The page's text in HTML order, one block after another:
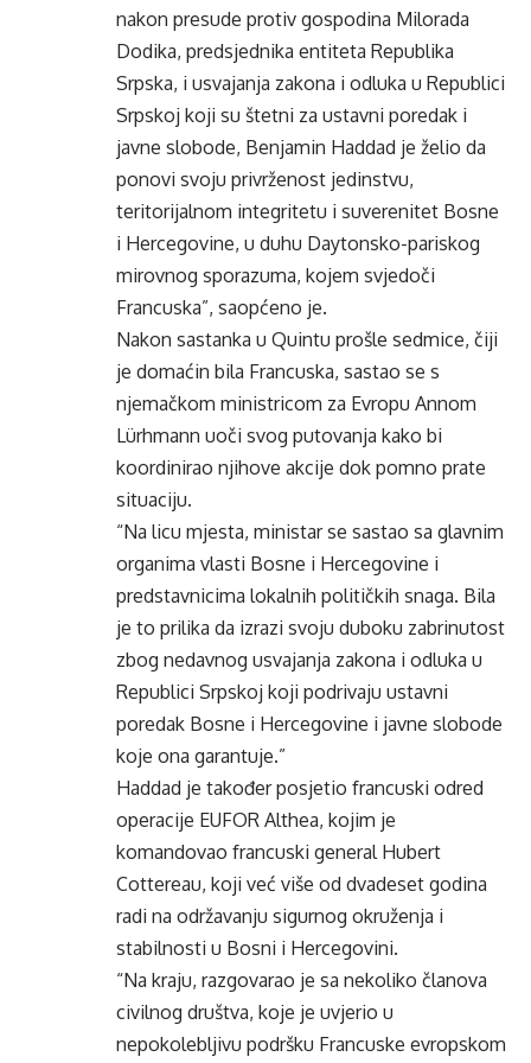
nakon presude protiv gospodina Milorada
Dodika, predsjednika entiteta Republika
Srpska, i usvajanja zakona i odluka u Republici
Srpskoj koji su štetni za ustavni poredak i
javne slobode, Benjamin Haddad je želio da
ponovi svoju privrženost jedinstvu,
teritorijalnom integritetu i suverenitet Bosne
i Hercegovine, u duhu Daytonsko-pariskog
mirovnog sporazuma, kojem svjedoči
Francuska”, saopćeno je.
Nakon sastanka u Quintu prošle sedmice, čiji
je domaćin bila Francuska, sastao se s
njemačkom ministricom za Evropu Annom
Lürhmann uoči svog putovanja kako bi
koordinirao njihove akcije dok pomno prate
situaciju.
“Na licu mjesta, ministar se sastao sa glavnim
organima vlasti Bosne i Hercegovine i
predstavnicima lokalnih političkih snaga. Bila
je to prilika da izrazi svoju duboku zabrinutost
zbog nedavnog usvajanja zakona i odluka u
Republici Srpskoj koji podrivaju ustavni
poredak Bosne i Hercegovine i javne slobode
koje ona garantuje.”
Haddad je također posjetio francuski odred
operacije EUFOR Althea, kojim je
komandovao francuski general Hubert
Cottereau, koji već više od dvadeset godina
radi na održavanju sigurnog okruženja i
stabilnosti u Bosni i Hercegovini.
“Na kraju, razgovarao je sa nekoliko članova
civilnog društva, koje je uvjerio u
nepokolebljivu podršku Francuske evropskom